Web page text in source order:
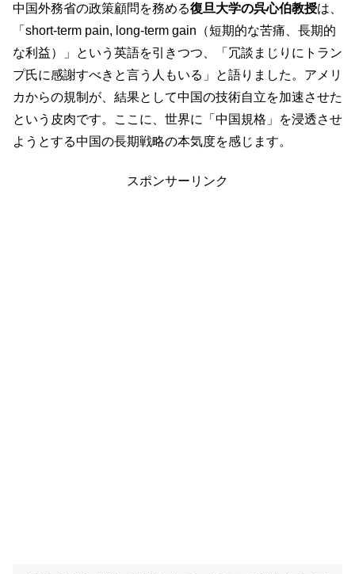
中国外務省の政策顧問を務める復旦大学の呉心伯教授は、
「short-term pain, long-term gain（短期的な苦痛、長期的
な利益）」という英語を引きつつ、「冗談まじりにトラン
プ氏に感謝すべきと言う人もいる」と語りました。アメリ
カからの規制が、結果として中国の技術自立を加速させた
という皮肉です。ここに、世界に「中国規格」を浸透させ
ようとする中国の長期戦略の本気度を感じます。
スポンサーリンク